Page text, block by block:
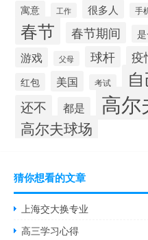
寓意 工作 很多人 手
春节 春节期间
游戏 父母 球杆 疫
红包 美国 考试
还不 都是 高尔
高尔夫球场
猜你想看的文章
上海交大换专业
高三学习心得